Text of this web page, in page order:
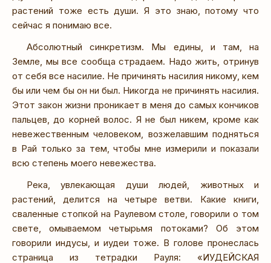
растений тоже есть души. Я это знаю, потому что
сейчас я понимаю все.
Абсолютный синкретизм. Мы едины, и там, на
Земле, мы все сообща страдаем. Надо жить, отринув
от себя все насилие. Не причинять насилия никому, кем
бы или чем бы он ни был. Никогда не причинять насилия.
Этот закон жизни проникает в меня до самых кончиков
пальцев, до корней волос. Я не был никем, кроме как
невежественным человеком, возжелавшим подняться
в Рай только за тем, чтобы мне измерили и показали
всю степень моего невежества.
Река, увлекающая души людей, животных и
растений, делится на четыре ветви. Какие книги,
сваленные стопкой на Раулевом столе, говорили о том
свете, омываемом четырьмя потоками? Об этом
говорили индусы, и иудеи тоже. В голове пронеслась
страница из тетрадки Рауля: «ИУДЕЙСКАЯ